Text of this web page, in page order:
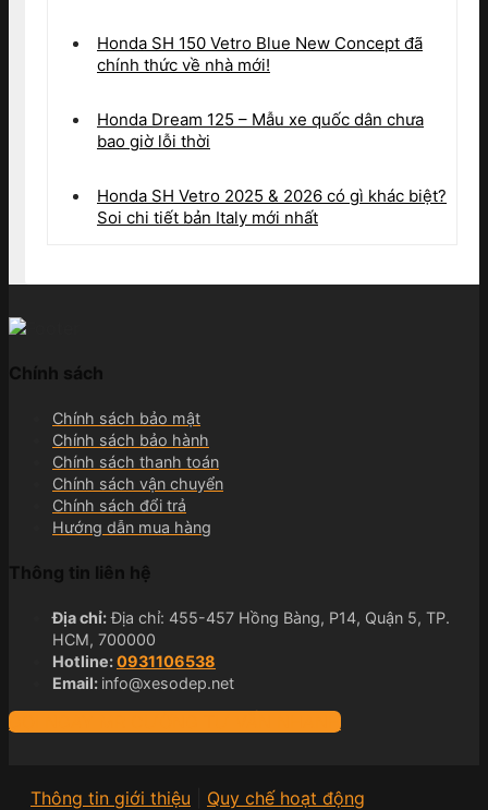
Honda SH 150 Vetro Blue New Concept đã
chính thức về nhà mới!
Honda Dream 125 – Mẫu xe quốc dân chưa
bao giờ lỗi thời
Honda SH Vetro 2025 & 2026 có gì khác biệt?
Soi chi tiết bản Italy mới nhất
Chính sách
Chính sách bảo mật
Chính sách bảo hành
Chính sách thanh toán
Chính sách vận chuyển
Chính sách đổi trả
Hướng dẫn mua hàng
Thông tin liên hệ
Địa chỉ:Địa chỉ: 455-457 Hồng Bàng, P14, Quận 5, TP.
HCM, 700000
Hotline:0931106538
Email: info@xesodep.net
GỌI NGAY MR CƯỜNG TƯ VẤN NHANH
Thông tin giới thiệu
Quy chế hoạt động